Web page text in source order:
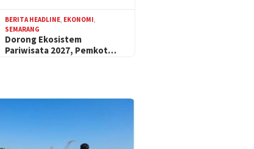
BERITA HEADLINE EKONOMI
SEMARANG
Dorong Ekosistem
Pariwisata 2027, Pemkot…